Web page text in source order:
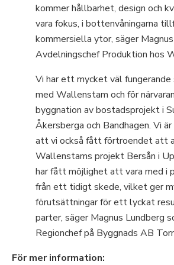
kommer hållbarhet, design och
vara fokus, i bottenvåningarna
kommersiella ytor, säger
Avdelningschef Produktion hos
Vi har ett mycket väl fungerande
med Wallenstam och för
byggnation av bostadsprojekt i
Åkersberga och Bandhagen. Vi
att vi också fått förtroendet att
Wallenstams projekt Bersån i
har fått möjlighet att vara med i
från ett tidigt skede, vilket ger
förutsättningar för ett lyckat
parter, säger Magnus Lundberg
Regionchef på Byggnads AB
För mer information: